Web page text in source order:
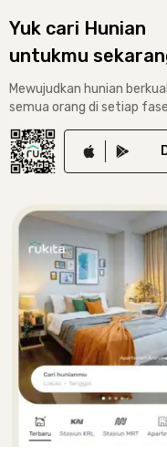
Yuk cari Hunian
untukmu
Mewujudkan hunian
semua orang di setiap